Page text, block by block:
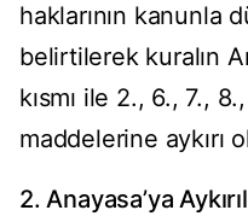
haklarının kanunla
belirtilerek kuralın
kısmı ile 2., 6., 7.,
maddelerine aykırı
2. Anayasa’ya